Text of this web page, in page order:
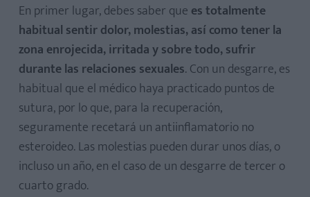
En primer lugar, debes saber que es totalmente
habitual sentir dolor, molestias, así como tener la
zona enrojecida, irritada y sobre todo, sufrir
durante las relaciones sexuales. Con un desgarre, es
habitual que el médico haya practicado puntos de
sutura, por lo que, para la recuperación,
seguramente recetará un antiinflamatorio no
esteroideo. Las molestias pueden durar unos días, o
incluso un año, en el caso de un desgarre de tercer o
cuarto grado.